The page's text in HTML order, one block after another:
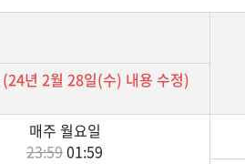
(24년 2월 28일(수) 내용 수정)
매주 월요일
23:5901:59